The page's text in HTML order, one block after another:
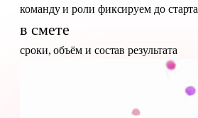
команду и роли фиксируем до старта
в смете
сроки, объём и состав результата